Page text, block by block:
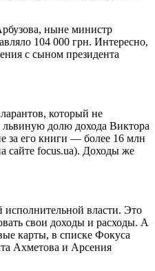
ныне министр
104 000 грн. Интересно,
с сыном президента
который не
львиную долю дохода Виктора
за его книги — более 16 млн
сайте focus.ua). Доходы же
исполнительной власти. Это
свои доходы и расходы. А
карты, в списке Фокуса
Ахметова и Арсения